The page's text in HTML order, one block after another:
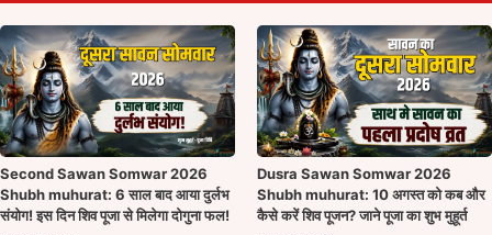
Second Sawan Somwar 2026
Shubh muhurat: 6 साल बाद आया दुर्लभ
संयोग! इस दिन शिव पूजा से मिलेगा दोगुना फल!
Dusra Sawan Somwar 2026
Shubh muhurat: 10 अगस्त को कब और
कैसे करें शिव पूजन? जाने पूजा का शुभ मुहूर्त